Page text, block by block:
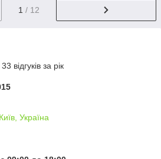
1 / 12
відгуків за рік
Україна